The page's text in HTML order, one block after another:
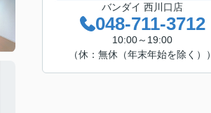
バンダイ 西川口店
048-711-3712
10:00～19:00
（休：無休（年末年始を除く））